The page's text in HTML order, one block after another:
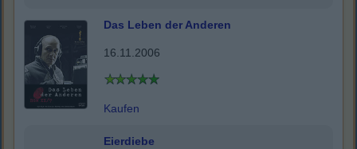
Das Leben der Anderen
16.11.2006
Kaufen
Eierdiebe